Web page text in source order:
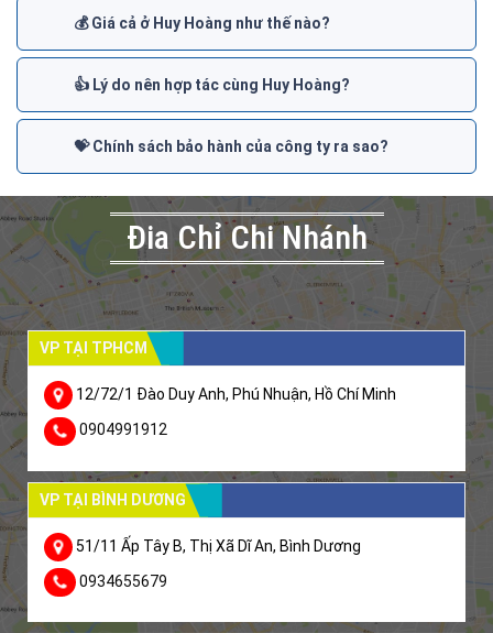
💰 Giá cả ở Huy Hoàng như thế nào?
👍 Lý do nên hợp tác cùng Huy Hoàng?
💝 Chính sách bảo hành của công ty ra sao?
Đia Chỉ Chi Nhánh
VP TẠI TPHCM
12/72/1 Đào Duy Anh, Phú Nhuận, Hồ Chí Minh
0904991912
VP TẠI BÌNH DƯƠNG
51/11 Ấp Tây B, Thị Xã Dĩ An, Bình Dương
0934655679